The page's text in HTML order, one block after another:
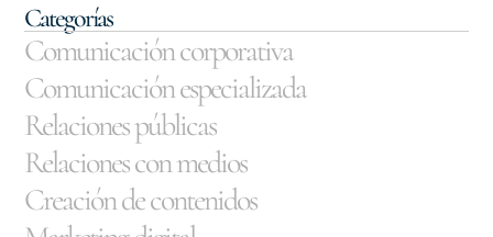
Categorías
Comunicación corporativa
Comunicación especializada
Relaciones públicas
Relaciones con medios
Creación de contenidos